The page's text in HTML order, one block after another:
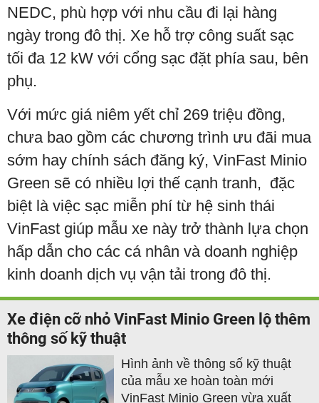
NEDC, phù hợp với nhu cầu đi lại hàng
ngày trong đô thị. Xe hỗ trợ công suất sạc
tối đa 12 kW với cổng sạc đặt phía sau, bên
phụ.
Với mức giá niêm yết chỉ 269 triệu đồng,
chưa bao gồm các chương trình ưu đãi mua
sớm hay chính sách đăng ký, VinFast Minio
Green sẽ có nhiều lợi thế cạnh tranh, đặc
biệt là việc sạc miễn phí từ hệ sinh thái
VinFast giúp mẫu xe này trở thành lựa chọn
hấp dẫn cho các cá nhân và doanh nghiệp
kinh doanh dịch vụ vận tải trong đô thị.
Xe điện cỡ nhỏ VinFast Minio Green lộ thêm
thông số kỹ thuật
Hình ảnh về thông số kỹ thuật
của mẫu xe hoàn toàn mới
VinFast Minio Green vừa xuất